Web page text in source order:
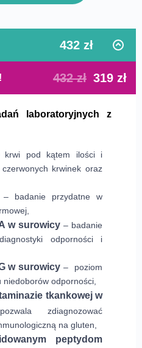
432 zł
432 zł 319 zł
laboratoryjnych z
krwi pod kątem ilości i
krwinek oraz
– badanie przydatne w
w surowicy – badanie
odporności i
w surowicy – poziom
niedoborów odporności,
tkankowej w
zdiagnozować
na gluten,
peptydom